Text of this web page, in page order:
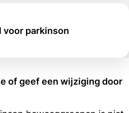
voor parkinson
of geef een wijziging door